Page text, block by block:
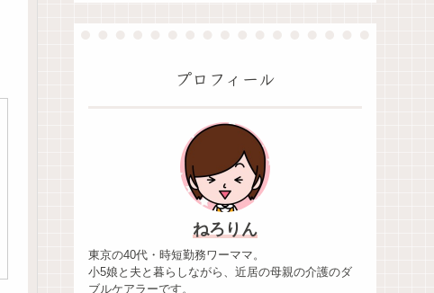
プロフィール
ねろりん
東京の40代・時短勤務ワーママ。
小5娘と夫と暮らしながら、近居の母親の介護のダ
ブルケアラーです。